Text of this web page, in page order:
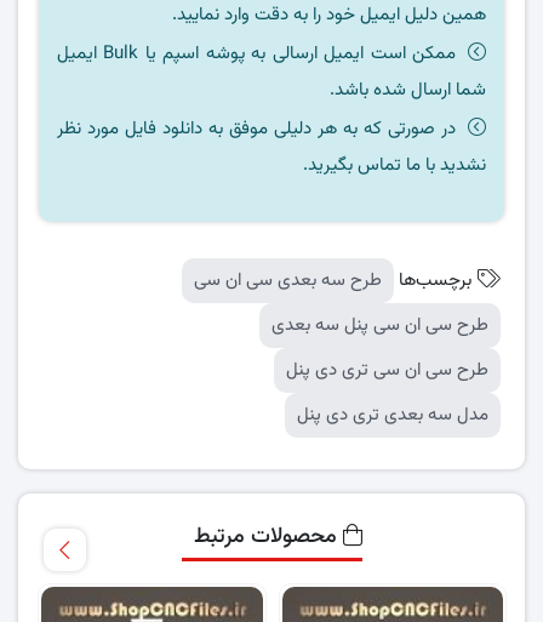
همین دلیل ایمیل خود را به دقت وارد نمایید.
ممکن است ایمیل ارسالی به پوشه اسپم یا Bulk ایمیل
شما ارسال شده باشد.
در صورتی که به هر دلیلی موفق به دانلود فایل مورد نظر
نشدید با ما تماس بگیرید.
برچسب‌ها
طرح سه بعدی سی ان سی
طرح سی ان سی پنل سه بعدی
طرح سی ان سی تری دی پنل
مدل سه بعدی تری دی پنل
محصولات مرتبط